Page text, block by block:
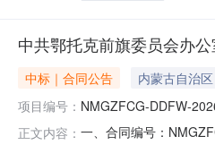
中共鄂托克前旗委员会办
中标｜合同公告 内蒙古自治
项目编号： NMGZFCG-DDFW-
正文内容： 一、合同编号：